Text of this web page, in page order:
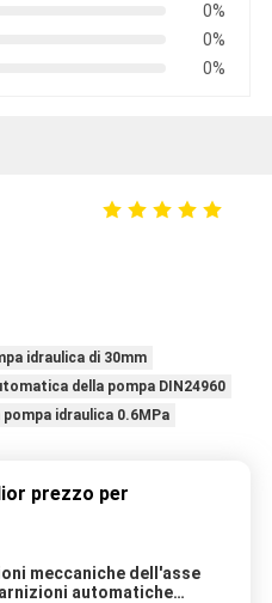
0%
0%
0%
idraulica di 30mm
della pompa DIN24960
idraulica 0.6MPa
prezzo per
meccaniche dell'asse
automatiche